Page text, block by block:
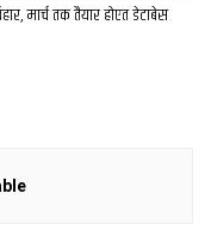
मार्च तक तैयार होएत डेटाबेस